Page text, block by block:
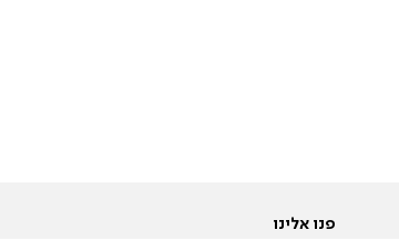
פנו אלינו